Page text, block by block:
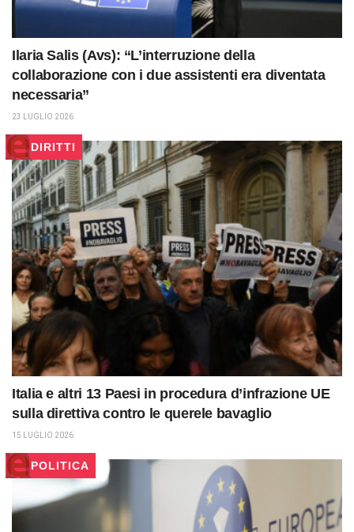
Ilaria Salis (Avs): “L’interruzione della
collaborazione con i due assistenti era diventata
necessaria”
23 LUGLIO 2026
DIRITTI
Italia e altri 13 Paesi in procedura d’infrazione UE
sulla direttiva contro le querele bavaglio
15 LUGLIO 2026
POLITICA